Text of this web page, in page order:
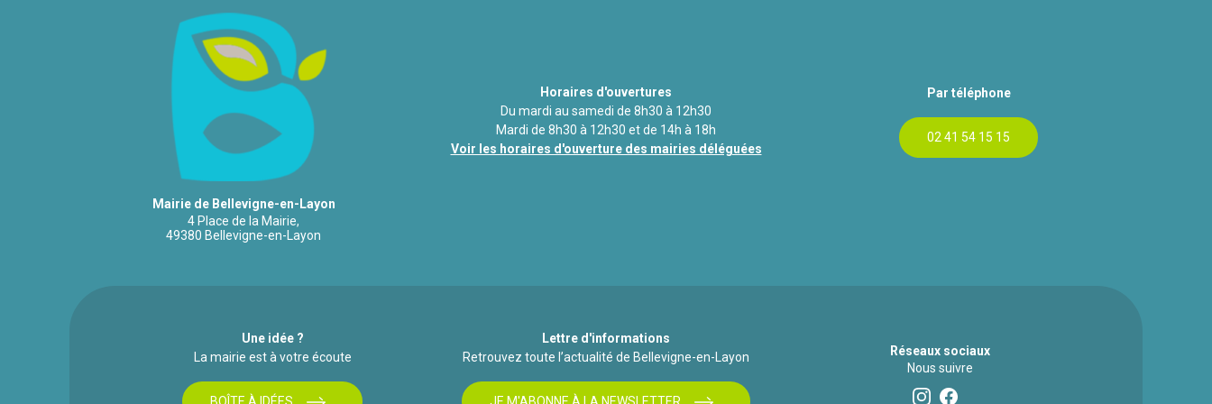
Mairie de Bellevigne-en-Layon
4 Place de la Mairie,
49380 Bellevigne-en-Layon
Horaires d'ouvertures
Du mardi au samedi de 8h30 à 12h30
Mardi de 8h30 à 12h30 et de 14h à 18h
Voir les horaires d'ouverture des mairies déléguées
Par téléphone
02 41 54 15 15
Une idée ?
La mairie est à votre écoute
Lettre d'informations
Retrouvez toute l’actualité de Bellevigne-en-Layon
Réseaux sociaux
Nous suivre